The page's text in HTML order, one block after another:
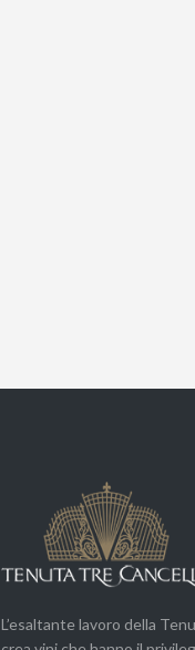
L’esaltante lavoro della